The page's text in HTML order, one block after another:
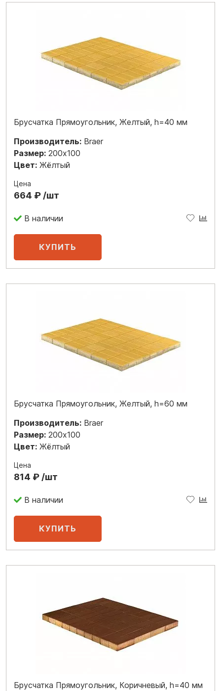
Брусчатка Прямоугольник, Желтый, h=40 мм
Производитель: Braer
Размер: 200x100
Цвет: Жёлтый
Цена
664 ₽ /шт
В наличии
Брусчатка Прямоугольник, Желтый, h=60 мм
Производитель: Braer
Размер: 200x100
Цвет: Жёлтый
Цена
814 ₽ /шт
В наличии
Брусчатка Прямоугольник, Коричневый, h=40 мм